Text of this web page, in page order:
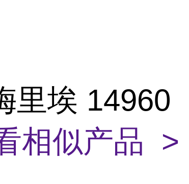
里埃 14960
相似产品 >